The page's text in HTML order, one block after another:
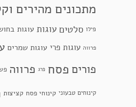
מתכונים מהירים
פילו סלטים עוגות עוגות
פרווה עוגות פרי עוגות שמרים
פורים פסח פרג פרווה
קינוחים טבעוני קינוחי פסח קציצות